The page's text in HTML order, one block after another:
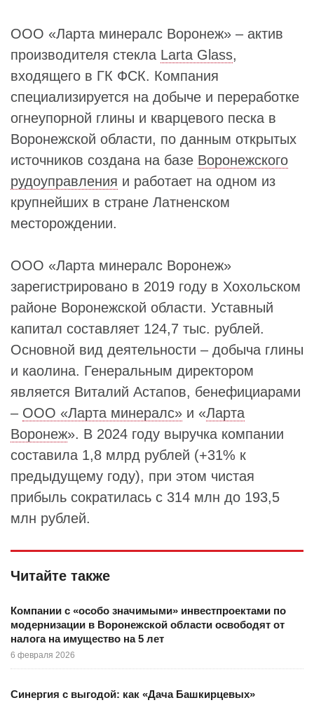
ООО «Ларта минералс Воронеж» – актив
производителя стекла Larta Glass,
входящего в ГК ФСК. Компания
специализируется на добыче и переработке
огнеупорной глины и кварцевого песка в
Воронежской области, по данным открытых
источников создана на базе Воронежского
рудоуправления и работает на одном из
крупнейших в стране Латненском
месторождении.
ООО «Ларта минералс Воронеж»
зарегистрировано в 2019 году в Хохольском
районе Воронежской области. Уставный
капитал составляет 124,7 тыс. рублей.
Основной вид деятельности – добыча глины
и каолина. Генеральным директором
является Виталий Астапов, бенефициарами
– ООО «Ларта минералс» и «Ларта
Воронеж». В 2024 году выручка компании
составила 1,8 млрд рублей (+31% к
предыдущему году), при этом чистая
прибыль сократилась с 314 млн до 193,5
млн рублей.
Читайте также
Компании с «особо значимыми» инвестпроектами по
модернизации в Воронежской области освободят от
налога на имущество на 5 лет
6 февраля 2026
Синергия с выгодой: как «Дача Башкирцевых»